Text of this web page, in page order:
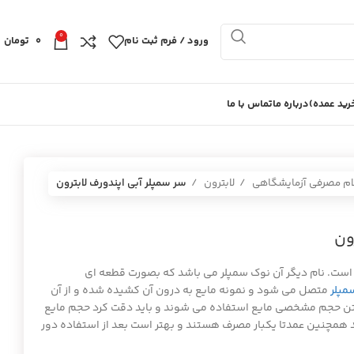
ورود / فرم ثبت نام 0
0 تومان
عمده)درباره ماتماس با ما
مصرفی آزمایشگاهی لابترون سر سمپلر آبي اپندورف لابترون
است. نام دیگر آن نوک سمپلر می باشد که بصورت قطعه ای
متصل می شود و نمونه مایع به درون آن کشیده شده و از آن
حجم مشخصی مایع استفاده می شوند و باید دقت کرد حجم مایع
عمدتا یکبار مصرف هستند و بهتر است بعد از استفاده دور